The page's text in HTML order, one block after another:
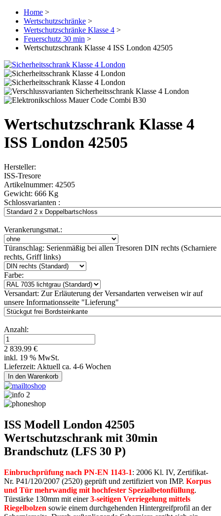
Home >
Wertschutzschränke >
Wertschutzschränke Klasse 4 >
Feuerschutz 30 min >
Wertschutzschrank Klasse 4 ISS London 42505
Wertschutzschrank Klasse 4
ISS London 42505
Hersteller:
ISS-Tresore
Artikelnummer: 42505
Gewicht: 666 Kg
Schlossvarianten :
Verankerungsmat.:
Türanschlag: Serienmäßig bei allen Tresoren DIN rechts (Scharniere
rechts, Griff links)
Farbe:
Versandart: Zur Erläuterung der Versandarten verweisen wir auf
unsere Informationsseite "Lieferung"
Anzahl:
2 839.99 €
inkl. 19 % MwSt.
Lieferzeit: Aktuell ca. 4-6 Wochen
ISS Modell London 42505
Wertschutzschrank mit 30min
Brandschutz (LFS 30 P)
Einbruchprüfung nach PN-EN 1143-1: 2006 Kl. IV, Zertifikat-
Nr. P41/120/2007 (2520) geprüft und zertifiziert von IMP. Korpus
und Tür mehrwandig mit hochfester Spezialbetonfüllung.
Türstärke 130mm mit einer3-seitigen Verriegelung mittels
Riegelbolzen sowie einem durchgehenden Hintergreifprofil an der